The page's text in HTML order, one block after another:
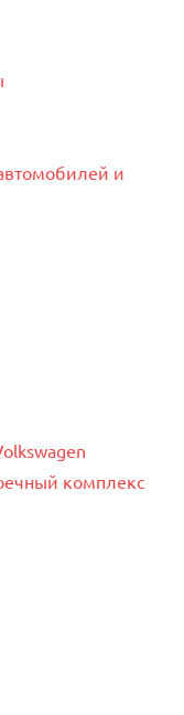
и
комплекс